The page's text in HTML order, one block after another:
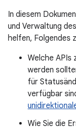
In diesem
und Verwaltung
helfen, Folgendes
Welche APIs
werden
für
verfügbar
Wie Sie die